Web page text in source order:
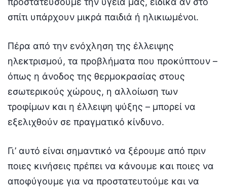
σπίτι υπάρχουν μικρά παιδιά ή ηλικιωμένοι.
Πέρα από την ενόχληση της έλλειψης
ηλεκτρισμού, τα προβλήματα που προκύπτουν –
όπως η άνοδος της θερμοκρασίας στους
εσωτερικούς χώρους, η αλλοίωση των
τροφίμων και η έλλειψη ψύξης – μπορεί να
εξελιχθούν σε πραγματικό κίνδυνο.
Γι’ αυτό είναι σημαντικό να ξέρουμε από πριν
ποιες κινήσεις πρέπει να κάνουμε και ποιες να
αποφύγουμε για να προστατευτούμε και να